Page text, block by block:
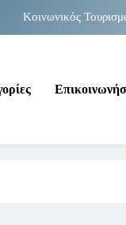
Κοινωνικός
Νέα
Κοινωνικός
Νέα